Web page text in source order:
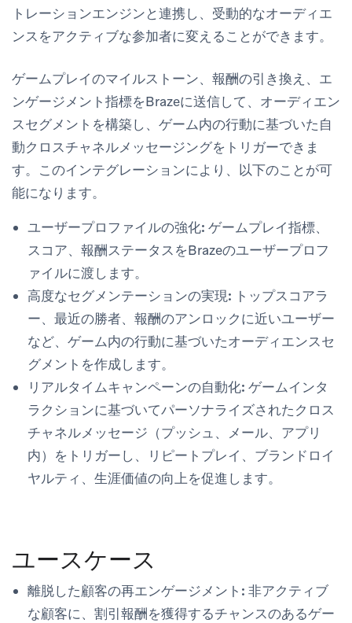
トレーションエンジンと連携し、受動的なオーディエ
ンスをアクティブな参加者に変えることができます。
ゲームプレイのマイルストーン、報酬の引き換え、エ
ンゲージメント指標をBrazeに送信して、オーディエン
スセグメントを構築し、ゲーム内の行動に基づいた自
動クロスチャネルメッセージングをトリガーできま
す。このインテグレーションにより、以下のことが可
能になります。
ユーザープロファイルの強化: ゲームプレイ指標、
スコア、報酬ステータスをBrazeのユーザープロフ
ァイルに渡します。
高度なセグメンテーションの実現: トップスコアラ
ー、最近の勝者、報酬のアンロックに近いユーザー
など、ゲーム内の行動に基づいたオーディエンスセ
グメントを作成します。
リアルタイムキャンペーンの自動化: ゲームインタ
ラクションに基づいてパーソナライズされたクロス
チャネルメッセージ（プッシュ、メール、アプリ
内）をトリガーし、リピートプレイ、ブランドロイ
ヤルティ、生涯価値の向上を促進します。
ユースケース
離脱した顧客の再エンゲージメント: 非アクティブ
な顧客に、割引報酬を獲得するチャンスのあるゲー